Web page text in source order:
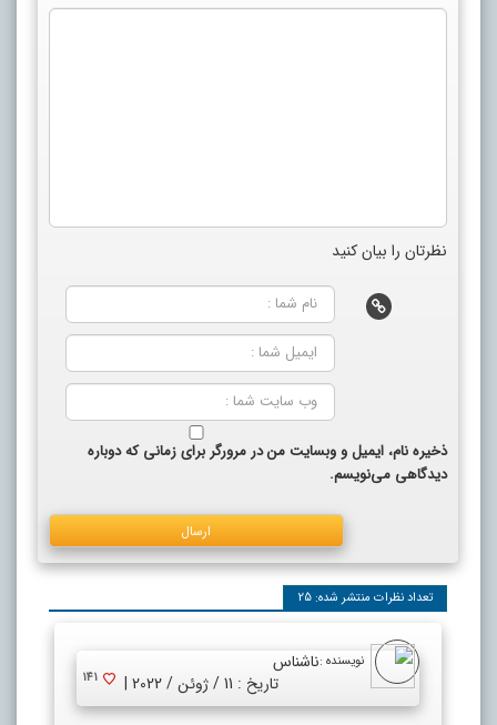
نظرتان را بیان کنید
ذخیره نام، ایمیل و وبسایت من در مرورگر برای زمانی که دوباره
دیدگاهی می‌نویسم.
تعداد نظرات منتشر شده: 25
نویسنده :ناشناس
تاریخ : 11 / ژوئن / 2022 |
141